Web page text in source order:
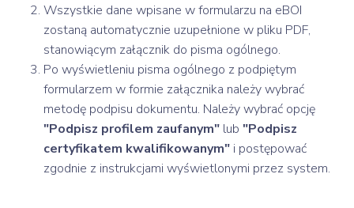
Wszystkie dane wpisane w formularzu na eBOI
zostaną automatycznie uzupełnione w pliku PDF,
stanowiącym załącznik do pisma ogólnego.
Po wyświetleniu pisma ogólnego z podpiętym
formularzem w formie załącznika należy wybrać
metodę podpisu dokumentu. Należy wybrać opcję
"Podpisz profilem zaufanym" lub "Podpisz
certyfikatem kwalifikowanym" i postępować
zgodnie z instrukcjami wyświetlonymi przez system.